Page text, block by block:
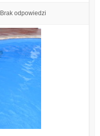
Brak odpowiedzi